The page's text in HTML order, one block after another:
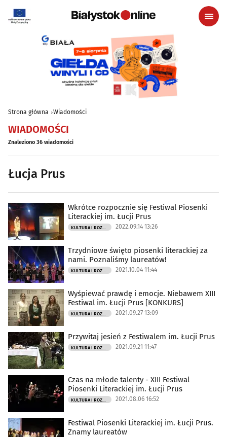
Strona główna Wiadomości
WIADOMOŚCI
Znaleziono 36 wiadomości
Łucja Prus
Wkrótce rozpocznie się Festiwal Piosenki
Literackiej im. Łucji Prus
2022.09.14 13:26
Trzydniowe święto piosenki literackiej za
nami. Poznaliśmy laureatów!
2021.10.04 11:44
Wyśpiewać prawdę i emocje. Niebawem XIII
Festiwal im. Łucji Prus [KONKURS]
2021.09.27 13:09
Przywitaj jesień z Festiwalem im. Łucji Prus
2021.09.21 11:47
Czas na młode talenty - XIII Festiwal
Piosenki Literackiej im. Łucji Prus
2021.08.06 16:52
Festiwal Piosenki Literackiej im. Łucji Prus.
Znamy laureatów